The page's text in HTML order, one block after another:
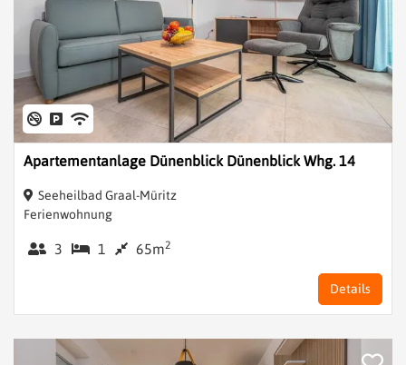
Apartementanlage Dünenblick Dünenblick Whg. 14
Seeheilbad Graal-Müritz
Ferienwohnung
3 1 65m2
Details